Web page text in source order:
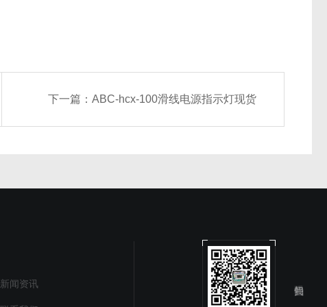
下一篇： ABC-hcx-100滑线电源指示灯现货
新闻资讯